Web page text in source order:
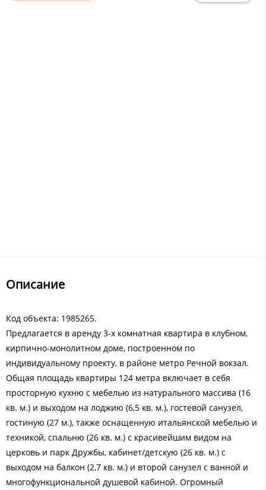
Описание
Код объекта: 1985265.
Предлагается в аренду 3-х комнатная квартира в клубном,
кирпично-монолитном доме, построенном по
индивидуальному проекту, в районе метро Речной вокзал.
Общая площадь квартиры 124 метра включает в себя
просторную кухню с мебелью из натурального массива (16
кв. м.) и выходом на лоджию (6,5 кв. м.), гостевой санузел,
гостиную (27 м.), также оснащенную итальянской мебелью и
техникой, спальню (26 кв. м.) с красивейшим видом на
церковь и парк Дружбы, кабинет/детскую (26 кв. м.) с
выходом на балкон (2,7 кв. м.) и второй санузел с ванной и
многофункциональной душевой кабиной. Огромный